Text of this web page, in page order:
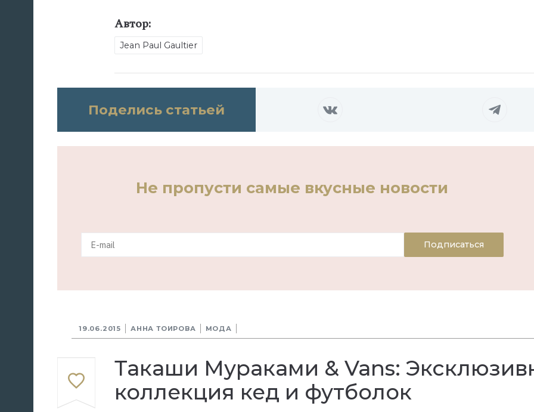
Автор:
Jean Paul Gaultier
Поделись статьей
Не пропусти самые вкусные новости
Подписаться
19.06.2015 АННА ТОИРОВА МОДА
Такаши Мураками & Vans:
коллекция кед и футболок